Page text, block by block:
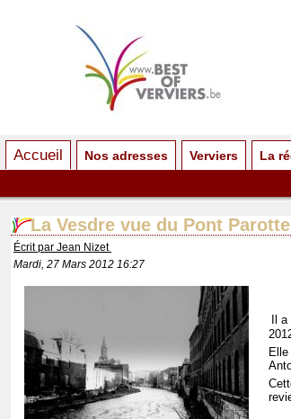
Accueil Nos adresses Verviers La
La Vesdre vue du Pont Parotte
Écrit par Jean Nizet
Mardi, 27 Mars 2012 16:27
Il